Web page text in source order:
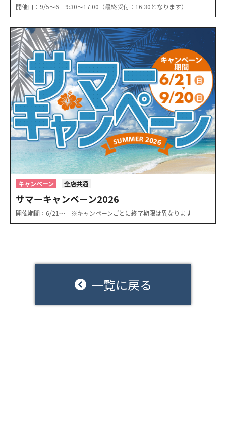
開催日：9/5〜6 9:30〜17:00（最終受付：16:30となります）
キャンペーン 全店共通
サマーキャンペーン2026
開催期間：6/21〜 ※キャンペーンごとに終了期限は異なります
一覧に戻る